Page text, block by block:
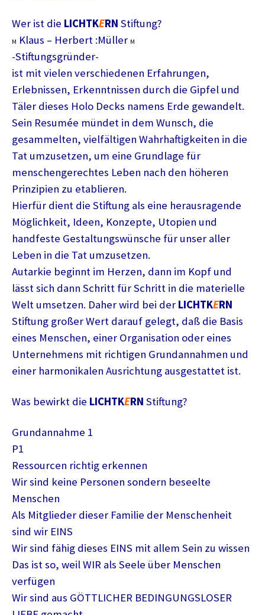
Wer ist die LICHTKERN Stiftung?
M Klaus – Herbert :Müller M
-Stiftungsgründer-
ist mit vielen verschiedenen Erfahrungen,
Erlebnissen, Erkenntnissen durch die Gipfel und
Täler dieses Holo Decks namens Erde gewandelt.
Sein Resumée mündet in dem Wunsch, die
gesammelten, vielfältigen Wahrhaftigkeiten in die
Tat umzusetzen, um eine Grundlage für
menschengerechtes Leben nach den höheren
Prinzipien zu etablieren.
Hierfür dient die Stiftung als eine herausragende
Möglichkeit, Ideen, Konzepte, Utopien und
handfeste Gestaltungswünsche für unser aller
Leben in die Tat umzusetzen.
Autarkie beginnt im Herzen, dann im Kopf und
lässt sich dann Schritt für Schritt in die materielle
Welt umsetzen. Daher wird bei der LICHTKERN
Stiftung großer Wert darauf gelegt, daß die Basis
eines Menschen, einer Organisation oder eines
Unternehmens mit richtigen Grundannahmen und
einer harmonikalen Ausrichtung ausgestattet ist.
Was bewirkt die LICHTKERN Stiftung?
Grundannahme 1
P1
Ressourcen richtig erkennen
Wir sind keine Personen sondern beseelte
Menschen
Als Mitglieder dieser Familie der Menschenheit
sind wir EINS
Wir sind fähig dieses EINS mit allem Sein zu wissen
Das ist so, weil WIR als Seele über Menschen
verfügen
Wir sind aus GÖTTLICHER BEDINGUNGSLOSER